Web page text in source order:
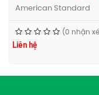
American Standard
(0 nhận
Liên hệ